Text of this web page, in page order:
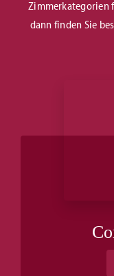
Zimmerkategorien
dann finden Sie